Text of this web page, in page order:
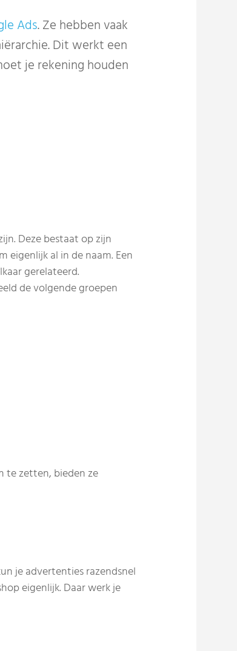
Ads. Ze hebben vaak
Dit werkt een
je rekening houden
Deze bestaat op zijn
eigenlijk al in de naam. Een
gerelateerd.
de volgende groepen
te zetten, bieden ze
je advertenties razendsnel
eigenlijk. Daar werk je